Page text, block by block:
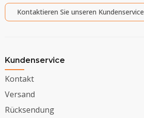
Kontaktieren Sie unseren Kundenservice
Kundenservice
Kontakt
Versand
Rücksendung